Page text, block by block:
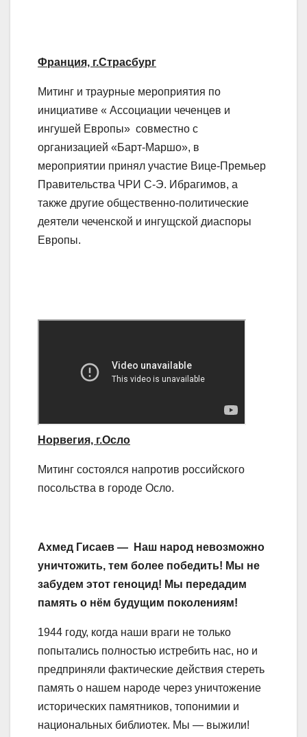
Франция, г.Страсбург
Митинг и траурные мероприятия по
инициативе « Ассоциации чеченцев и
ингушей Европы» совместно с
организацией «Барт-Маршо», в
мероприятии принял участие Вице-Премьер
Правительства ЧРИ С-Э. Ибрагимов, а
также другие общественно-политические
деятели чеченской и ингущской диаспоры
Европы.
Норвегия, г.Осло
Митинг состоялся напротив российского
посольства в городе Осло.
Ахмед Гисаев —
Наш народ невозможно
уничтожить, тем более победить! Мы не
забудем этот геноцид! Мы передадим
память о нём будущим поколениям!
1944 году, когда наши враги не только
попытались полностью истребить нас, но и
предприняли фактические действия стереть
память о нашем народе через уничтожение
исторических памятников, топонимии и
национальных библиотек. Мы — выжили!